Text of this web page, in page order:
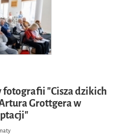
fotografii "Cisza dzikich
Grottgera w